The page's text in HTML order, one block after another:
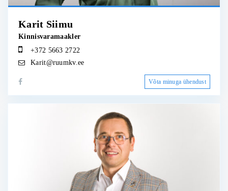
Karit Siimu
Kinnisvaramaakler
+372 5663 2722
Karit@ruumkv.ee
Võta minuga ühendust